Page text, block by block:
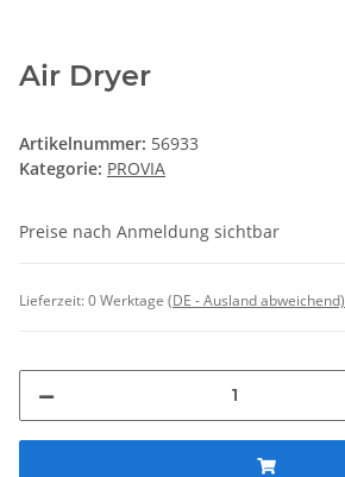
Air Dryer
Artikelnummer: 56933
Kategorie: PROVIA
Preise nach Anmeldung sichtbar
Lieferzeit:0 Werktage (DE - Ausland abweichend)